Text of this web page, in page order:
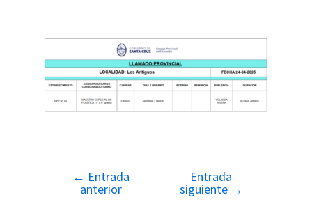
Navegación
← Entrada
anterior
Entrada
siguiente →